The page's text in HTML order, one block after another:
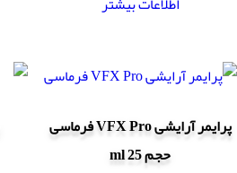
پرایمر آرایشی VFX Pro فرماسی
حجم 25 ml